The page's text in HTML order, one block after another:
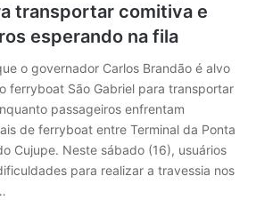
transportar comitiva e
esperando na fila
o governador Carlos Brandão é alvo
ferryboat São Gabriel para transportar
passageiros enfrentam
de ferryboat entre Terminal da Ponta
Cujupe. Neste sábado (16), usuários
para realizar a travessia nos